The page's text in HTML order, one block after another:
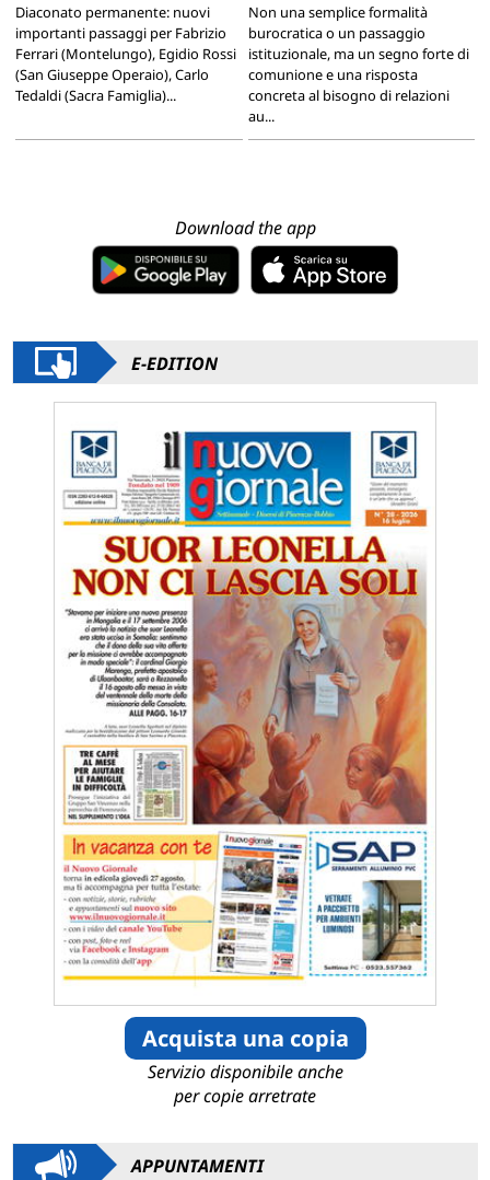
Diaconato permanente: nuovi
importanti passaggi per Fabrizio
Ferrari (Montelungo), Egidio Rossi
(San Giuseppe Operaio), Carlo
Tedaldi (Sacra Famiglia)...
Non una semplice formalità
burocratica o un passaggio
istituzionale, ma un segno forte di
comunione e una risposta
concreta al bisogno di relazioni
au...
Download the app
E-EDITION
Acquista una copia
Servizio disponibile anche
per copie arretrate
APPUNTAMENTI